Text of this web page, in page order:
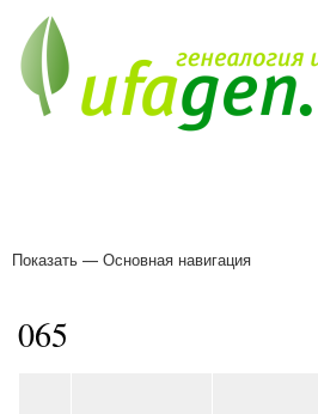
Основная
Показать — Основная навигация
065